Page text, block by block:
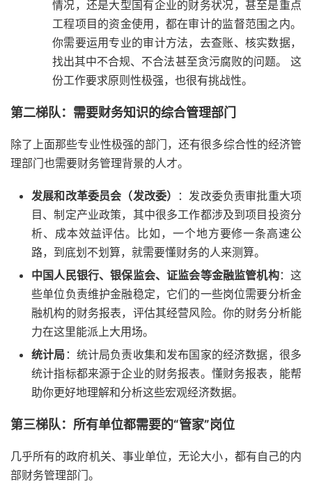
情况，还是大型国有企业的财务状况，甚至是重点
工程项目的资金使用，都在审计的监督范围之内。
你需要运用专业的审计方法，去查账、核实数据，
找出其中不合规、不合法甚至贪污腐败的问题。 这
份工作要求原则性极强，也很有挑战性。
第二梯队：需要财务知识的综合管理部门
除了上面那些专业性极强的部门，还有很多综合性的经济管
理部门也需要财务管理背景的人才。
发展和改革委员会（发改委）
：发改委负责审批重大项
目、制定产业政策，其中很多工作都涉及到项目投资分
析、成本效益评估。比如，一个地方要修一条高速公
路，到底划不划算，就需要懂财务的人来测算。
中国人民银行、银保监会、证监会等金融监管机构：这
些单位负责维护金融稳定，它们的一些岗位需要分析金
融机构的财务报表，评估其经营风险。你的财务分析能
力在这里能派上大用场。
统计局 ：统计局负责收集和发布国家的经济数据，很多
统计指标都来源于企业的财务报表。懂财务报表，能帮
助你更好地理解和分析这些宏观经济数据。
第三梯队：所有单位都需要的“管家”岗位
几乎所有的政府机关、事业单位，无论大小，都有自己的内
部财务管理部门。